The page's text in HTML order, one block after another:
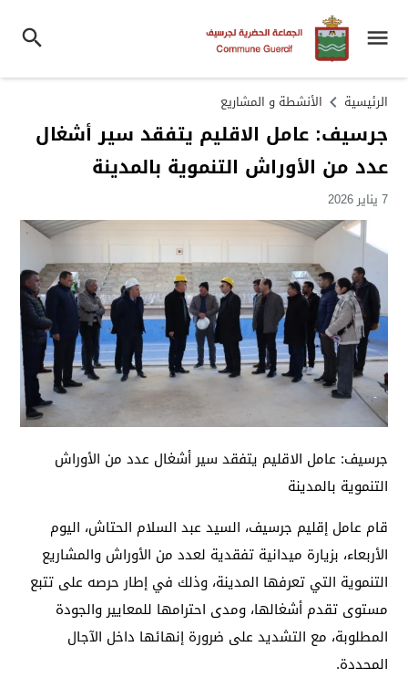
الرئيسية الأنشطة و المشاريع
جرسيف: عامل الاقليم يتفقد سير أشغال
عدد من الأوراش التنموية بالمدينة
7 يناير 2026
جرسيف: عامل الاقليم يتفقد سير أشغال عدد من الأوراش
التنموية بالمدينة
قام عامل إقليم جرسيف، السيد عبد السلام الحتاش، اليوم
الأربعاء، بزيارة ميدانية تفقدية لعدد من الأوراش والمشاريع
التنموية التي تعرفها المدينة، وذلك في إطار حرصه على تتبع
مستوى تقدم أشغالها، ومدى احترامها للمعايير والجودة
المطلوبة، مع التشديد على ضرورة إنهائها داخل الآجال
المحددة.